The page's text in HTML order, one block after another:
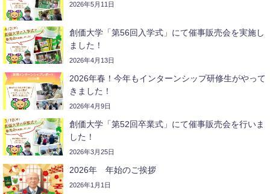
2026年5月11日
創価大学「第56回入学式」にて催事販売会を実施し
ました！
2026年4月13日
2026年春！今年もインターンシップ研修生がやって
きました！
2026年4月9日
創価大学「第52回卒業式」にて催事販売会を行いま
した！
2026年3月25日
2026年 年始のご挨拶
2026年1月1日